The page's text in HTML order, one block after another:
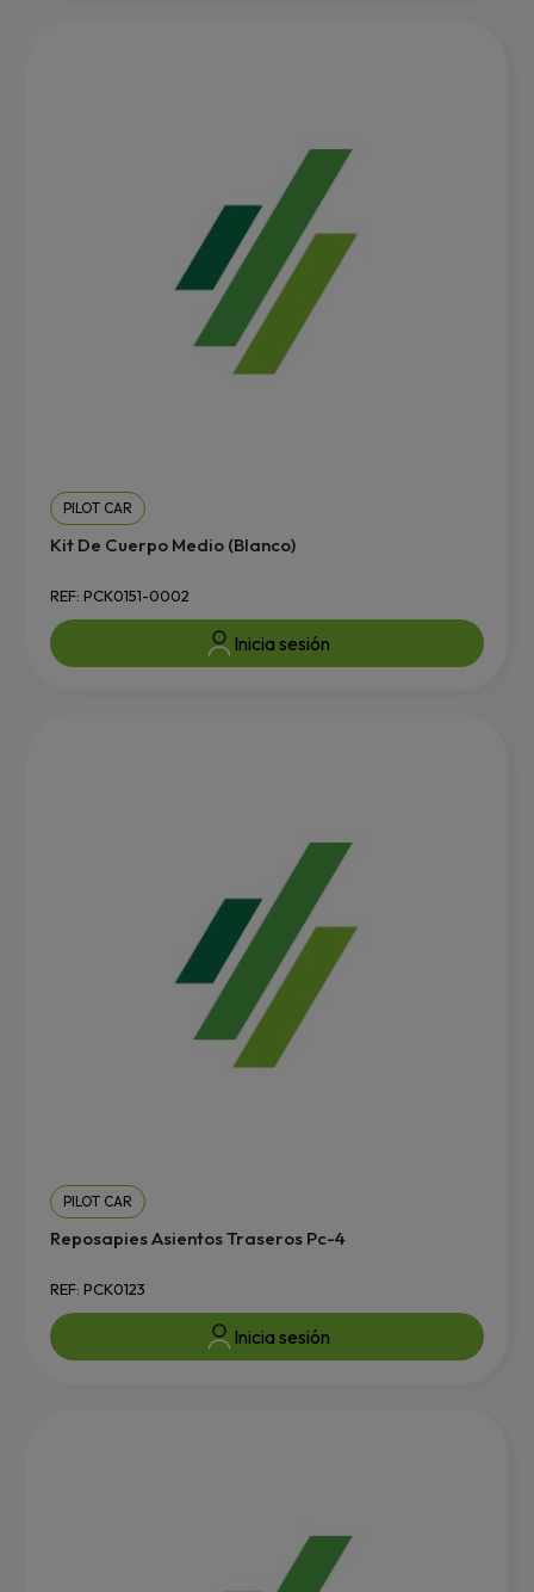
PILOT CAR
Kit De Cuerpo Medio (Blanco)
REF: PCK0151-0002
Inicia sesión
PILOT CAR
Reposapies Asientos Traseros Pc-4
REF: PCK0123
Inicia sesión